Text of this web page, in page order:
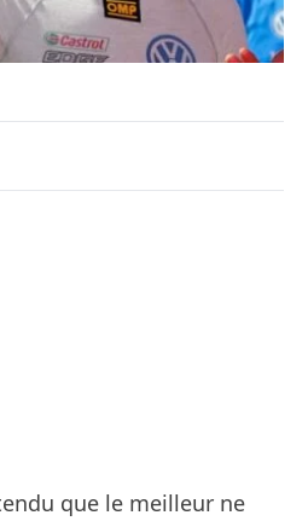
que le meilleur ne